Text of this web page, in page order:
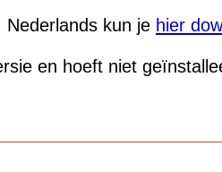
Nederlands kun je hier
en hoeft niet